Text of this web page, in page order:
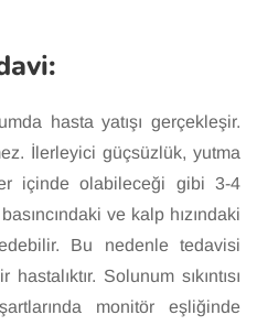
hasta yatışı gerçekleşir.
İlerleyici güçsüzlük, yutma
içinde olabileceği gibi 3-4
ve kalp hızındaki
Bu nedenle tedavisi
Solunum sıkıntısı
monitör eşliğinde